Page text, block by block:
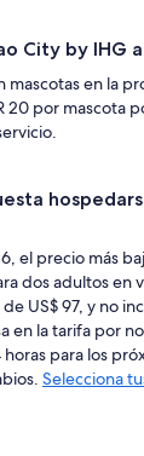
City by IHG
mascotas en la
20 por mascota
el precio más
dos adultos en
US$ 97, y no
en la tarifa por
horas para los
Selecciona